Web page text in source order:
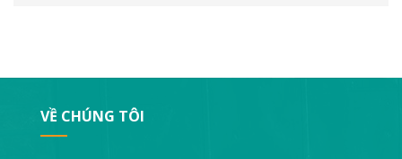
VỀ CHÚNG TÔI